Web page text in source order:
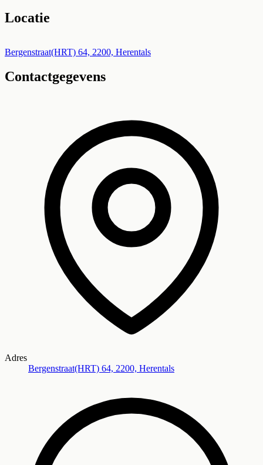
Locatie
+
−
Bergenstraat(HRT) 64, 2200, Herentals
Contactgegevens
Adres
Bergenstraat(HRT) 64, 2200, Herentals